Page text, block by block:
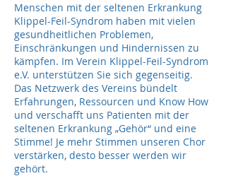
Menschen mit der seltenen Erkrankung
Klippel-Feil-Syndrom haben mit vielen
gesundheitlichen Problemen,
Einschränkungen und Hindernissen zu
kämpfen. Im Verein Klippel-Feil-Syndrom
e.V. unterstützen Sie sich gegenseitig.
Das Netzwerk des Vereins bündelt
Erfahrungen, Ressourcen und Know How
und verschafft uns Patienten mit der
seltenen Erkrankung „Gehör“ und eine
Stimme! Je mehr Stimmen unseren Chor
verstärken, desto besser werden wir
gehört.